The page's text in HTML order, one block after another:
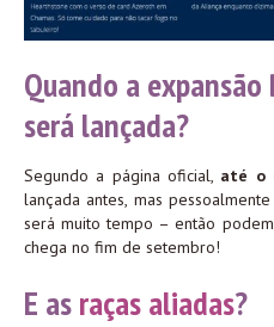
Quando a
será lançada?
Segundo a página oficial, até o
lançada antes, mas
será muito tempo – então
chega no fim de setembro!
E asraças aliadas?